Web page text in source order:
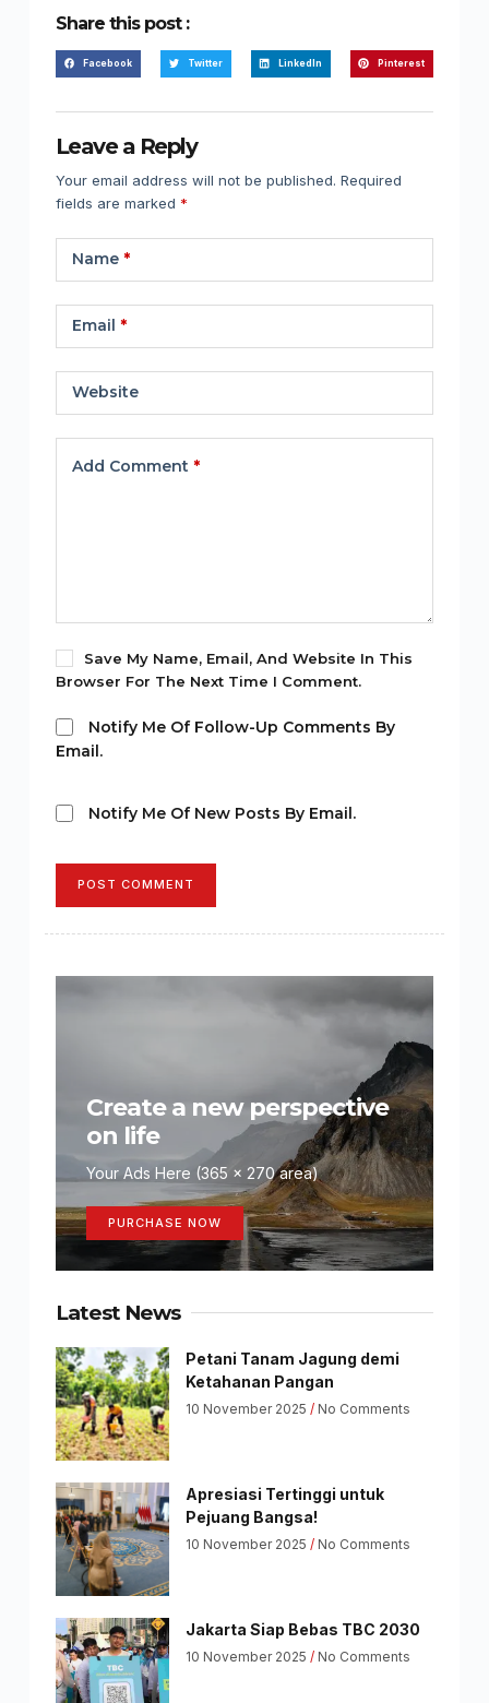
Share this post :
Facebook Twitter LinkedIn Pinterest
Leave a Reply
Your email address will not be published. Required
fields are marked *
Name*
Email *
Website
Add Comment *
Save My Name, Email, And Website In This
Browser For The Next Time I Comment.
Notify Me Of Follow-Up Comments By
Email.
Notify Me Of New Posts By Email.
POST COMMENT
Create a new perspective
on life
Your Ads Here (365 x 270 area)
PURCHASE NOW
Latest News
Petani Tanam Jagung demi
Ketahanan Pangan
10 November 2025 No Comments
Apresiasi Tertinggi untuk
Pejuang Bangsa!
10 November 2025 No Comments
Jakarta Siap Bebas TBC 2030
10 November 2025 No Comments